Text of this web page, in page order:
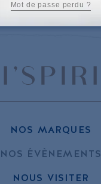
NOS MARQUES
NOS ÉVÈNEMENTS
NOUS VISITER
Mot de passe perdu ?